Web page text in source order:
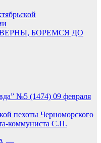
БОРЕМСЯ ДО
№5 (1474) 09 февраля
пехоты Черноморского
коммуниста С.П.